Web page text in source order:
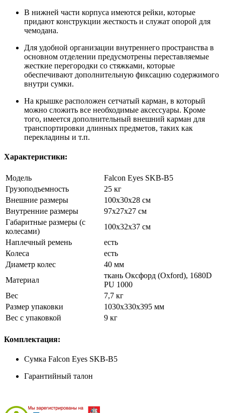
В нижней части корпуса имеются рейки, которые
придают конструкции жесткость и служат опорой для
чемодана.
Для удобной организации внутреннего пространства в
основном отделении предусмотрены переставляемые
жесткие перегородки со стяжками, которые
обеспечивают дополнительную фиксацию содержимого
внутри сумки.
На крышке расположен сетчатый карман, в который
можно сложить все необходимые аксессуары. Кроме
того, имеется дополнительный внешний карман для
транспортировки длинных предметов, таких как
перекладины и т.п.
Характеристики:
Модель
Falcon Eyes SKB-B5
Грузоподъемность
25 кг
Внешние размеры
100х30х28 см
Внутренние размеры
97х27х27 см
Габаритные размеры (с
колесами)
100х32х37 см
Наплечный ремень
есть
Колеса
есть
Диаметр колес
40 мм
Материал
ткань Оксфорд (Oxford), 1680D
PU 1000
Вес
7,7 кг
Размер упаковки
1030х330х395 мм
Вес с упаковкой
9 кг
Комплектация:
Сумка Falcon Eyes SKB-B5
Гарантийный талон